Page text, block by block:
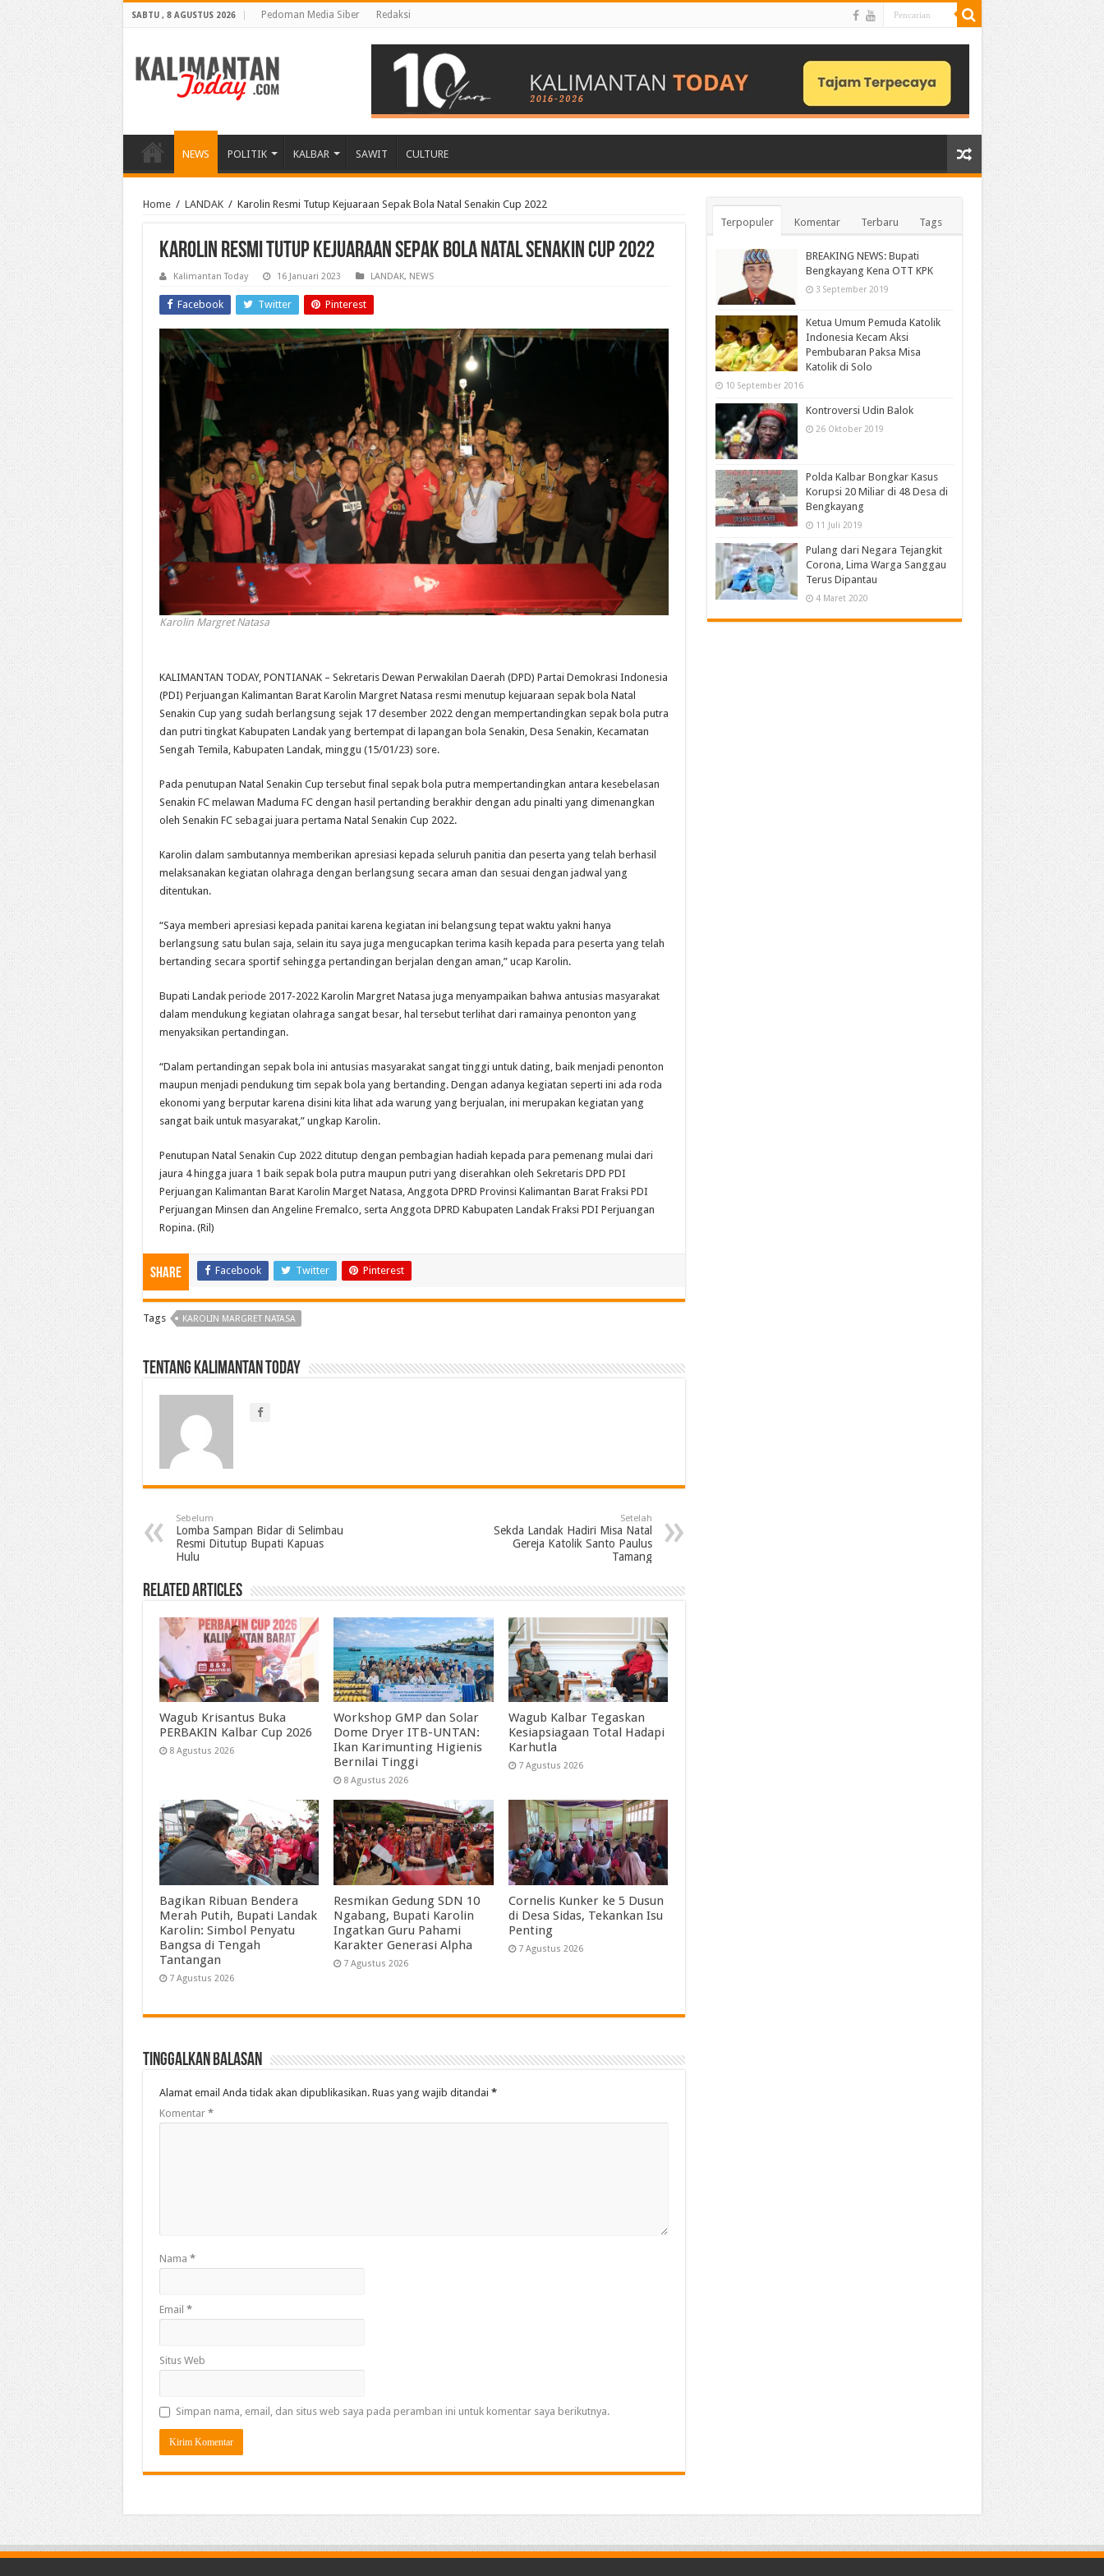
SABTU , 8 AGUSTUS 2026 Pedoman Media Siber Redaksi
NEWS POLITIK KALBAR SAWIT CULTURE
Home / LANDAK / Karolin Resmi Tutup Kejuaraan Sepak Bola Natal Senakin Cup 2022
Karolin Resmi Tutup Kejuaraan Sepak Bola Natal Senakin Cup 2022
Kalimantan Today 16 Januari 2023 LANDAK, NEWS
Facebook Twitter Pinterest
Karolin Margret Natasa
KALIMANTAN TODAY, PONTIANAK – Sekretaris Dewan Perwakilan Daerah (DPD) Partai Demokrasi Indonesia
(PDI) Perjuangan Kalimantan Barat Karolin Margret Natasa resmi menutup kejuaraan sepak bola Natal
Senakin Cup yang sudah berlangsung sejak 17 desember 2022 dengan mempertandingkan sepak bola putra
dan putri tingkat Kabupaten Landak yang bertempat di lapangan bola Senakin, Desa Senakin, Kecamatan
Sengah Temila, Kabupaten Landak, minggu (15/01/23) sore.
Pada penutupan Natal Senakin Cup tersebut final sepak bola putra mempertandingkan antara kesebelasan
Senakin FC melawan Maduma FC dengan hasil pertanding berakhir dengan adu pinalti yang dimenangkan
oleh Senakin FC sebagai juara pertama Natal Senakin Cup 2022.
Karolin dalam sambutannya memberikan apresiasi kepada seluruh panitia dan peserta yang telah berhasil
melaksanakan kegiatan olahraga dengan berlangsung secara aman dan sesuai dengan jadwal yang
ditentukan.
“Saya memberi apresiasi kepada panitai karena kegiatan ini belangsung tepat waktu yakni hanya
berlangsung satu bulan saja, selain itu saya juga mengucapkan terima kasih kepada para peserta yang telah
bertanding secara sportif sehingga pertandingan berjalan dengan aman,” ucap Karolin.
Bupati Landak periode 2017-2022 Karolin Margret Natasa juga menyampaikan bahwa antusias masyarakat
dalam mendukung kegiatan olahraga sangat besar, hal tersebut terlihat dari ramainya penonton yang
menyaksikan pertandingan.
“Dalam pertandingan sepak bola ini antusias masyarakat sangat tinggi untuk dating, baik menjadi penonton
maupun menjadi pendukung tim sepak bola yang bertanding. Dengan adanya kegiatan seperti ini ada roda
ekonomi yang berputar karena disini kita lihat ada warung yang berjualan, ini merupakan kegiatan yang
sangat baik untuk masyarakat,” ungkap Karolin.
Penutupan Natal Senakin Cup 2022 ditutup dengan pembagian hadiah kepada para pemenang mulai dari
jaura 4 hingga juara 1 baik sepak bola putra maupun putri yang diserahkan oleh Sekretaris DPD PDI
Perjuangan Kalimantan Barat Karolin Marget Natasa, Anggota DPRD Provinsi Kalimantan Barat Fraksi PDI
Perjuangan Minsen dan Angeline Fremalco, serta Anggota DPRD Kabupaten Landak Fraksi PDI Perjuangan
Ropina. (Ril)
Share Facebook Twitter Pinterest
Tags KAROLIN MARGRET NATASA
Tentang Kalimantan Today
Sebelum
Lomba Sampan Bidar di Selimbau
Resmi Ditutup Bupati Kapuas
Hulu
Setelah
Sekda Landak Hadiri Misa Natal
Gereja Katolik Santo Paulus
Tamang
Related Articles
Wagub Krisantus Buka
PERBAKIN Kalbar Cup 2026
8 Agustus 2026
Workshop GMP dan Solar
Dome Dryer ITB-UNTAN:
Ikan Karimunting Higienis
Bernilai Tinggi
8 Agustus 2026
Wagub Kalbar Tegaskan
Kesiapsiagaan Total Hadapi
Karhutla
7 Agustus 2026
Bagikan Ribuan Bendera
Merah Putih, Bupati Landak
Karolin: Simbol Penyatu
Bangsa di Tengah
Tantangan
7 Agustus 2026
Resmikan Gedung SDN 10
Ngabang, Bupati Karolin
Ingatkan Guru Pahami
Karakter Generasi Alpha
7 Agustus 2026
Cornelis Kunker ke 5 Dusun
di Desa Sidas, Tekankan Isu
Penting
7 Agustus 2026
Tinggalkan Balasan
Alamat email Anda tidak akan dipublikasikan. Ruas yang wajib ditandai *
Komentar *
Nama *
Email *
Situs Web
Simpan nama, email, dan situs web saya pada peramban ini untuk komentar saya berikutnya.
Terpopuler Komentar Terbaru Tags
BREAKING NEWS: Bupati
Bengkayang Kena OTT KPK
3 September 2019
Ketua Umum Pemuda Katolik
Indonesia Kecam Aksi
Pembubaran Paksa Misa
Katolik di Solo
10 September 2016
Kontroversi Udin Balok
26 Oktober 2019
Polda Kalbar Bongkar Kasus
Korupsi 20 Miliar di 48 Desa di
Bengkayang
11 Juli 2019
Pulang dari Negara Tejangkit
Corona, Lima Warga Sanggau
Terus Dipantau
4 Maret 2020